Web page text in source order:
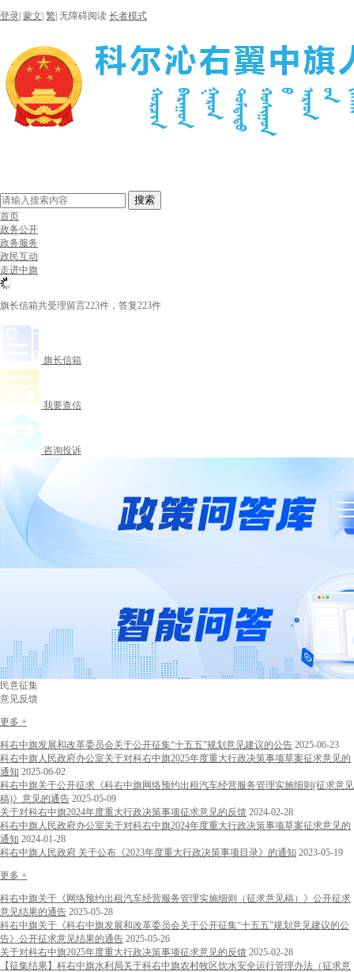
登录 蒙文 繁 无障碍阅读 长者模式
搜索
首页
政务公开
政务服务
政民互动
走进中旗
旗长信箱共受理留言223件，答复223件
旗长信箱
我要查信
咨询投诉
民意征集
意见反馈
更多 +
科右中旗发展和改革委员会关于公开征集“十五五”规划意见建议的公告 2025-06-23
科右中旗人民政府办公室关于对科右中旗2025年度重大行政决策事项草案征求意见的
通知 2025-06-02
科右中旗关于公开征求《科右中旗网络预约出租汽车经营服务管理实施细则(征求意见
稿)》意见的通告 2025-05-09
关于对科右中旗2024年度重大行政决策事项征求意见的反馈 2024-02-28
科右中旗人民政府办公室关于对科右中旗2024年度重大行政决策事项草案征求意见的
通知 2024-01-28
科右中旗人民政府 关于公布《2023年度重大行政决策事项目录》的通知 2023-05-19
更多 +
科右中旗关于《网络预约出租汽车经营服务管理实施细则（征求意见稿）》公开征求
意见结果的通告 2025-05-28
科右中旗关于《科右中旗发展和改革委员会关于公开征集“十五五”规划意见建议的公
告》公开征求意见结果的通告 2025-05-26
关于对科右中旗2025年度重大行政决策事项征求意见的反馈 2025-02-28
【征集结果】科右中旗水利局关于科右中旗农村牧区饮水安全运行管理办法（征求意